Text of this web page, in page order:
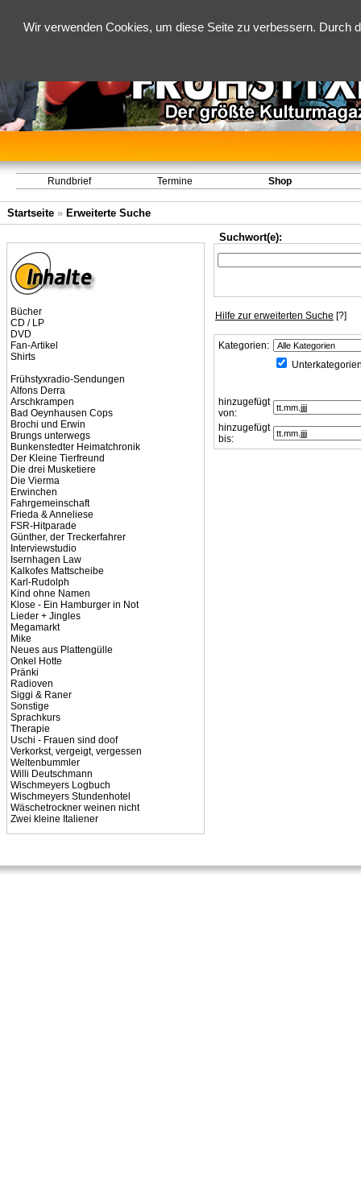
Wir verwenden Cookies, um diese Seite zu verbessern.
Rundbrief Termine Shop
Startseite » Erweiterte Suche
Bücher
CD / LP
DVD
Fan-Artikel
Shirts
Frühstyxradio-Sendungen
Alfons Derra
Arschkrampen
Bad Oeynhausen Cops
Brochi und Erwin
Brungs unterwegs
Bunkenstedter Heimatchronik
Der Kleine Tierfreund
Die drei Musketiere
Die Vierma
Erwinchen
Fahrgemeinschaft
Frieda & Anneliese
FSR-Hitparade
Günther, der Treckerfahrer
Interviewstudio
Isernhagen Law
Kalkofes Mattscheibe
Karl-Rudolph
Kind ohne Namen
Klose - Ein Hamburger in Not
Lieder + Jingles
Megamarkt
Mike
Neues aus Plattengülle
Onkel Hotte
Pränki
Radioven
Siggi & Raner
Sonstige
Sprachkurs
Therapie
Uschi - Frauen sind doof
Verkorkst, vergeigt, vergessen
Weltenbummler
Willi Deutschmann
Wischmeyers Logbuch
Wischmeyers Stundenhotel
Wäschetrockner weinen nicht
Zwei kleine Italiener
Suchwort(e):
Hilfe zur erweiterten Suche [?]
Kategorien:
hinzugefügt
von:
hinzugefügt
bis: